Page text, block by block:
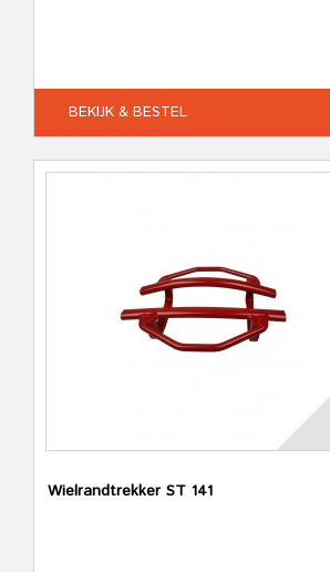
BEKIJK & BESTEL
Wielrandtrekker ST 141